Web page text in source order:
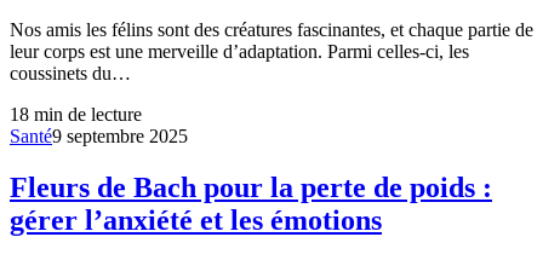
Nos amis les félins sont des créatures fascinantes, et chaque partie de
leur corps est une merveille d’adaptation. Parmi celles-ci, les
coussinets du…
18 min de lecture
Santé9 septembre 2025
Fleurs de Bach pour la perte de poids :
gérer l’anxiété et les émotions